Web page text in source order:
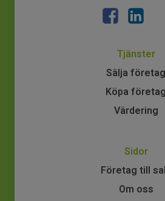
Tjänster
Sälja företag
Köpa företag
Värdering
Sidor
Företag till
Om oss